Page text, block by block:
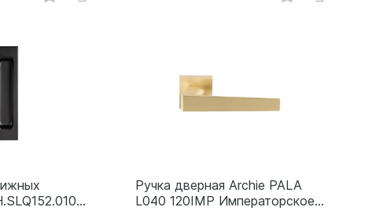
Ручка дверная Archie PALA
L040 120IMP Императорское